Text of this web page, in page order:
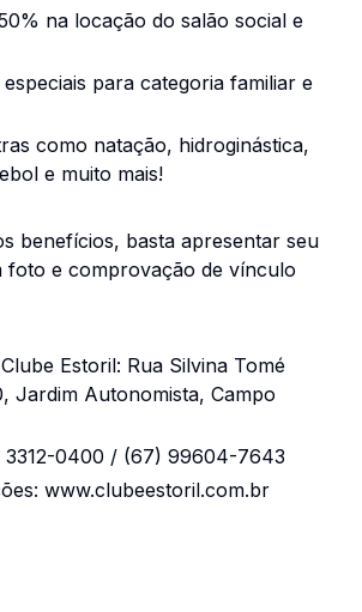
na locação do salão social e
especiais para categoria familiar e
como natação, hidroginástica,
e muito mais!
benefícios, basta apresentar seu
foto e comprovação de vínculo
Estoril: Rua Silvina Tomé
Jardim Autonomista, Campo
3312-0400 / (67) 99604-7643
www.clubeestoril.com.br